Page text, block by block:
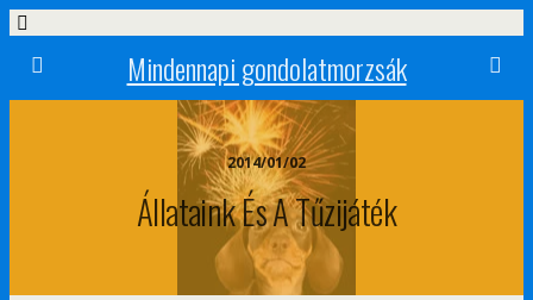
Mindennapi gondolatmorzsák
2014/01/02
Állataink És A Tűzijáték